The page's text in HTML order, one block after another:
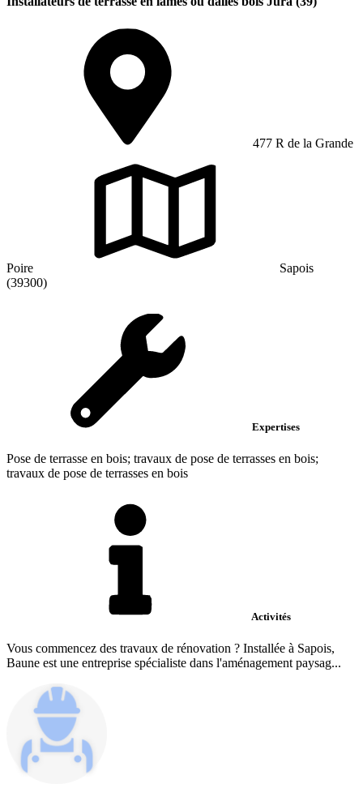
477 R de la Grande
Poire
Sapois
(39300)
Expertises
Pose de terrasse en bois; travaux de pose de terrasses en bois;
travaux de pose de terrasses en bois
Activités
Vous commencez des travaux de rénovation ? Installée à Sapois,
Baune est une entreprise spécialiste dans l'aménagement paysag...